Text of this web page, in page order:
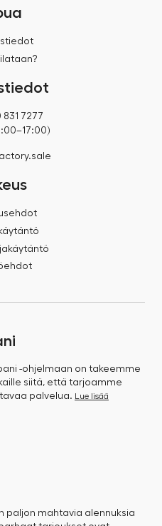
7277
-ohjelmaan on takeemme
siitä, että tarjoamme
palvelua.
Lue lisää
paljon mahtavia alennuksia